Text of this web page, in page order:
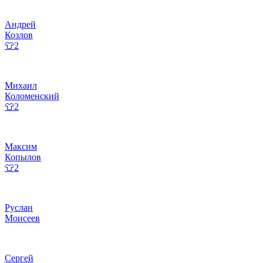
Андрей
Козлов
👕2
Михаил
Коломенский
👕2
Максим
Копылов
👕2
Руслан
Моисеев
Сергей